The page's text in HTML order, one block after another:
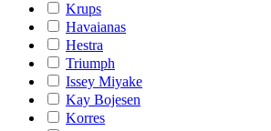
Krups
Havaianas
Hestra
Triumph
Issey Miyake
Kay Bojesen
Korres